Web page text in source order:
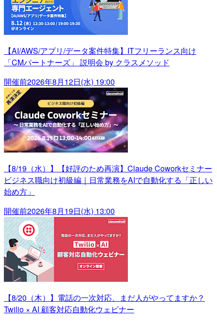
【AI/AWS/アプリ/データ案件特集】ITフリーランス向け
「CMパートナーズ」 説明会 by クラスメソッド
開催前2026年8月12日(水) 19:00
【8/19（水）】【好評のため再演】Claude Coworkセミナー
ビジネス職向け初級編｜日常業務をAIで自動化する「正しい
始め方」
開催前2026年8月19日(水) 13:00
【8/20（木）】電話の一次対応、まだ人がやってますか？
Twilio × AI 顧客対応自動化ウェビナー